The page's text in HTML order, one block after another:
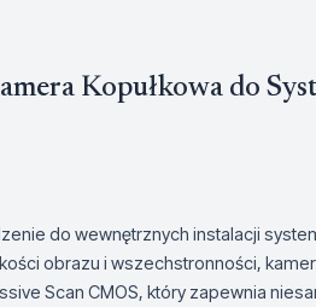
Kopułkowa do
do wewnętrznych instalacji
obrazu i wszechstronności,
Scan CMOS, który zapewnia